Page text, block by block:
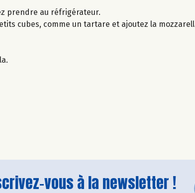
prendre au réfrigérateur.
cubes, comme un tartare et ajoutez la
vous à la newsletter !